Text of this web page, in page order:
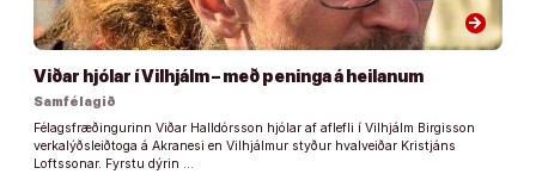
arrow_forward
Viðar hjólar í Vilhjálm – með peninga á heilanum
Samfélagið
Félagsfræðingurinn Viðar Halldórsson hjólar af aflefli í Vilhjálm Birgisson
verkalýðsleiðtoga á Akranesi en Vilhjálmur styður hvalveiðar Kristjáns
Loftssonar. Fyrstu dýrin …